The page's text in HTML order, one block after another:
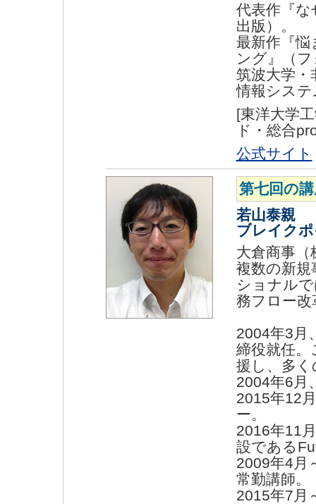
代表作『
出版）。
最新作『
ング』（
筑波大学・
情報システ
[東洋大学
ド・総合
公式サイト
第七回の
若山泰親
ブレイク
大倉商事（
複数の新
ショナル
務フロー改
2004年3月
締役就任
援し、多く
2004年6月
2015年12
ー。
2016年11
設である
2009年4月
常勤講師。
2015年7月